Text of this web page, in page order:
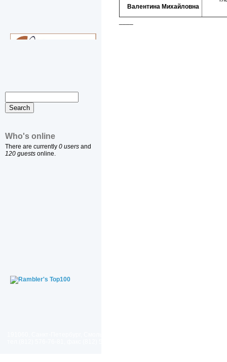
Who's online
There are currently 0 users and
120 guests online.
Валентина Михайловна